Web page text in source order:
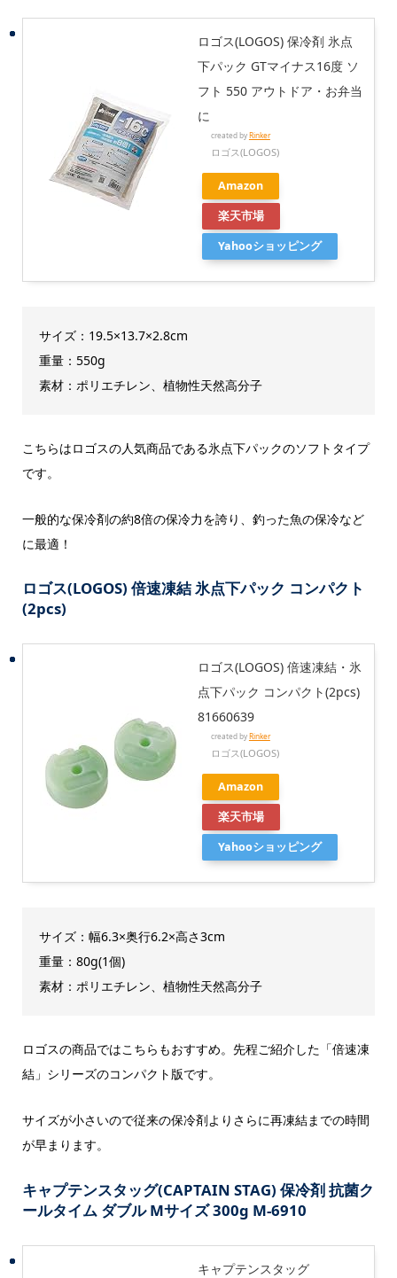
ロゴス(LOGOS) 保冷剤 氷点
下パック GTマイナス16度 ソ
フト 550 アウトドア・お弁当
に
created byRinker
ロゴス(LOGOS)
Amazon
楽天市場
Yahooショッピング
サイズ：19.5×13.7×2.8cm
重量：550g
素材：ポリエチレン、植物性天然高分子
こちらはロゴスの人気商品である氷点下パックのソフトタイプ
です。
一般的な保冷剤の約8倍の保冷力を誇り、釣った魚の保冷など
に最適！
ロゴス(LOGOS) 倍速凍結氷点下パック コンパクト
(2pcs)
ロゴス(LOGOS) 倍速凍結・氷
点下パック コンパクト(2pcs)
81660639
created byRinker
ロゴス(LOGOS)
Amazon
楽天市場
Yahooショッピング
サイズ：幅6.3×奥行6.2×高さ3cm
重量：80g(1個)
素材：ポリエチレン、植物性天然高分子
ロゴスの商品ではこちらもおすすめ。先程ご紹介した「倍速凍
結」シリーズのコンパクト版です。
サイズが小さいので従来の保冷剤よりさらに再凍結までの時間
が早まります。
キャプテンスタッグ(CAPTAIN STAG) 保冷剤 抗菌ク
ールタイム ダブル Mサイズ 300g M-6910
キャプテンスタッグ